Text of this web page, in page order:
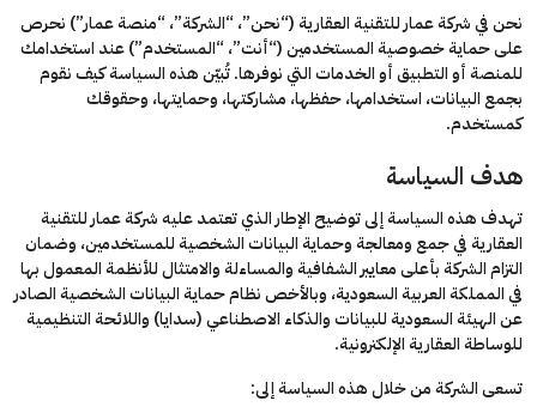
نحن في شركة عمار للتقنية العقارية (“نحن”، “الشركة”، “منصة عمار”) نحرص
على حماية خصوصية المستخدمين (“أنت”، “المستخدم”) عند استخدامك
للمنصة أو التطبيق أو الخدمات التي نوفرها. تُبيّن هذه السياسة كيف نقوم
بجمع البيانات، استخدامها، حفظها، مشاركتها، وحمايتها، وحقوقك
كمستخدم.
هدف السياسة
تهدف هذه السياسة إلى توضيح الإطار الذي تعتمد عليهشركة عمار للتقنية
العقاريةفي جمع ومعالجة وحماية البيانات الشخصية للمستخدمين، وضمان
التزام الشركة بأعلى معايير الشفافية والمساءلة والامتثال للأنظمة المعمول بها
في المملكة العربية السعودية، وبالأخصنظام حماية البيانات الشخصيةالصادر
عن الهيئة السعودية للبيانات والذكاء الاصطناعي (سدايا) واللائحة التنظيمية
للوساطة العقارية الإلكترونية.
تسعى الشركة من خلال هذه السياسة إلى: